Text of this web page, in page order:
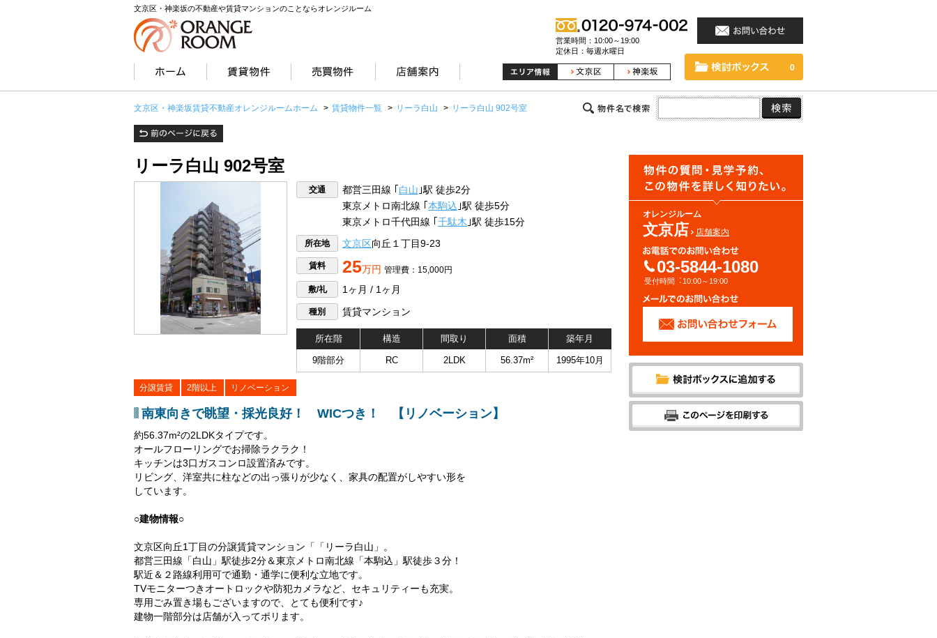
文京区・神楽坂の不動産や賃貸マンションのことならオレンジルーム
営業時間：10:00～19:00
定休日：毎週水曜日
0
文京区・神楽坂賃貸不動産オレンジルームホーム > 賃貸物件一覧 > リーラ白山 > リーラ白山 902号室
リーラ白山 902号室
交通 都営三田線 ｢ 白山 ｣駅 徒歩2分
東京メトロ南北線 ｢ 本駒込 ｣駅 徒歩5分
東京メトロ千代田線 ｢ 千駄木 ｣駅 徒歩15分
所在地 文京区 向丘１丁目9-23
賃料 25万円 管理費：15,000円
敷/礼
1ヶ月 / 1ヶ月
種別 賃貸マンション
所在階 構造 間取り 面積 築年月
9階部分 RC 2LDK 56.37m² 1995年10月
分譲賃貸 2階以上 リノベーション
南東向きで眺望・採光良好！ WICつき！ 【リノベーション】
約56.37m²の2LDKタイプです。
オールフローリングでお掃除ラクラク！
キッチンは3口ガスコンロ設置済みです。
リビング、洋室共に柱などの出っ張りが少なく、家具の配置がしやすい形を
しています。
○建物情報○
文京区向丘1丁目の分譲賃貸マンション「「リーラ白山」。
都営三田線「白山」駅徒歩2分＆東京メトロ南北線「本駒込」駅徒歩３分！
駅近＆２路線利用可で通勤・通学に便利な立地です。
TVモニターつきオートロックや防犯カメラなど、セキュリティーも充実。
専用ごみ置き場もございますので、とても便利です♪
建物一階部分は店舗が入ってポリます。
オレンジルーム
文京店 店舗案内
03-5844-1080
受付時間︓10:00～19:00